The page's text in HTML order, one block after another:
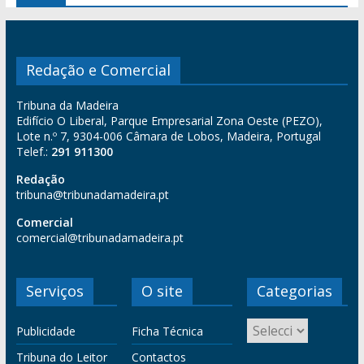
Redação e Comercial
Tribuna da Madeira
Edifício O Liberal, Parque Empresarial Zona Oeste (PEZO),
Lote n.º 7, 9304-006 Câmara de Lobos, Madeira, Portugal
Telef.: 291 911300
Redação
tribuna@tribunadamadeira.pt
Comercial
comercial@tribunadamadeira.pt
Serviços
Publicidade
Tribuna do Leitor
O site
Ficha Técnica
Contactos
Categorias